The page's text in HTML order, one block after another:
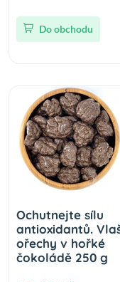
Do obchodu
Ochutnejte sílu
antioxidantů.
ořechy v hořké
čokoládě 250 g